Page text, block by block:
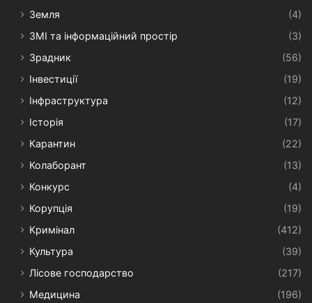
Земля
(4)
ЗМІ та інформаційний простір
(3)
Зрадник
(56)
Інвестиції
(19)
Інфраструктура
(12)
Історія
(17)
Карантин
(22)
Колаборант
(13)
Конкурс
(4)
Корупція
(19)
Кримінал
(412)
Культура
(39)
Лісове господарство
(217)
Медицина
(196)